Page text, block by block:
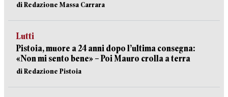
di Redazione Massa Carrara
Lutti
Pistoia, muore a 24 anni dopo l’ultima consegna:
«Non mi sento bene» – Poi Mauro crolla a terra
di Redazione Pistoia